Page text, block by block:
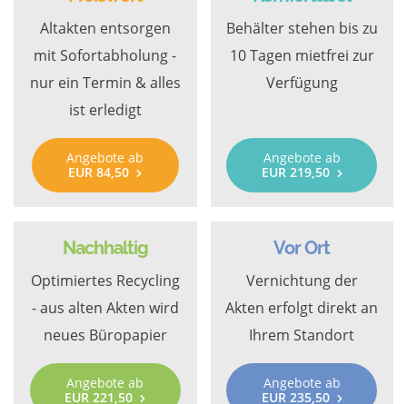
Altakten entsorgen
mit Sofortabholung -
nur ein Termin & alles
ist erledigt
Angebote ab
EUR 84,50
Behälter stehen bis zu
10 Tagen mietfrei zur
Verfügung
Angebote ab
EUR 219,50
Nachhaltig
Optimiertes Recycling
- aus alten Akten wird
neues Büropapier
Angebote ab
EUR 221,50
Vor Ort
Vernichtung der
Akten erfolgt direkt an
Ihrem Standort
Angebote ab
EUR 235,50